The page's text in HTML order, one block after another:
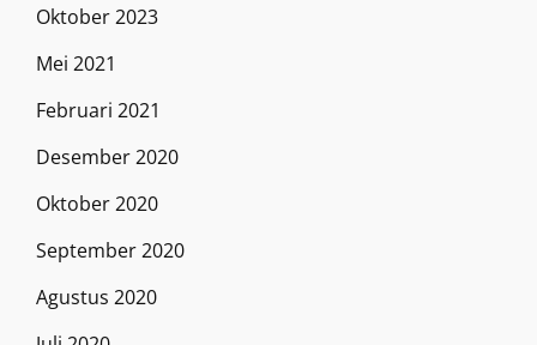
Oktober 2023
Mei 2021
Februari 2021
Desember 2020
Oktober 2020
September 2020
Agustus 2020